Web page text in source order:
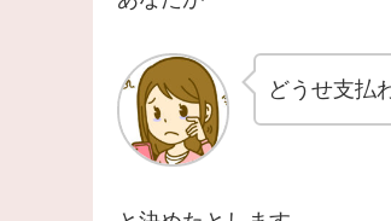
どうせ支払